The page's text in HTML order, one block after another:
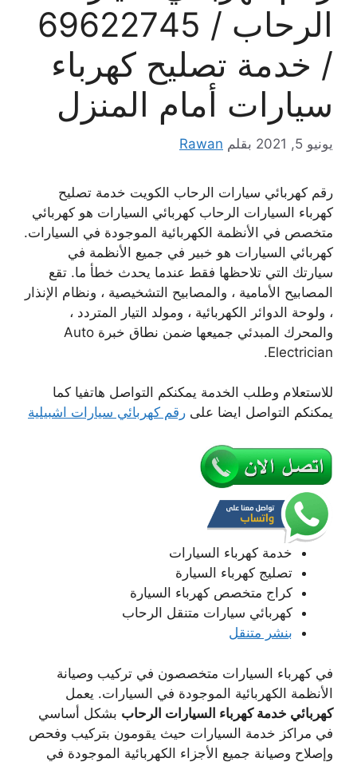
الرحاب / 69622745
/ خدمة تصليح كهرباء
سيارات أمام المنزل
يونيو 5, 2021 بقلم Rawan
رقم كهربائي سيارات الرحاب الكويت خدمة تصليح
كهرباء السيارات الرحاب كهربائي السيارات هو كهربائي
متخصص في الأنظمة الكهربائية الموجودة في السيارات.
كهربائي السيارات هو خبير في جميع الأنظمة في
سيارتك التي تلاحظها فقط عندما يحدث خطأ ما. تقع
المصابيح الأمامية ، والمصابيح التشخيصية ، ونظام الإنذار
، ولوحة الدوائر الكهربائية ، ومولد التيار المتردد ،
والمحرك المبدئي جميعها ضمن نطاق خبرة Auto
Electrician.
للاستعلام وطلب الخدمة يمكنكم التواصل هاتفيا كما
يمكنكم التواصل ايضا على رقم كهربائي سيارات اشبيلية
خدمة كهرباء السيارات
تصليج كهرباء السيارة
كراج متخصص كهرباء السيارة
كهربائي سيارات متنقل الرحاب
بنشر متنقل
في كهرباء السيارات متخصصون في تركيب وصيانة
الأنظمة الكهربائية الموجودة في السيارات. يعمل
كهربائي خدمة كهرباء السيارات الرحاب بشكل أساسي
في مراكز خدمة السيارات حيث يقومون بتركيب وفحص
وإصلاح وصيانة جميع الأجزاء الكهربائية الموجودة في